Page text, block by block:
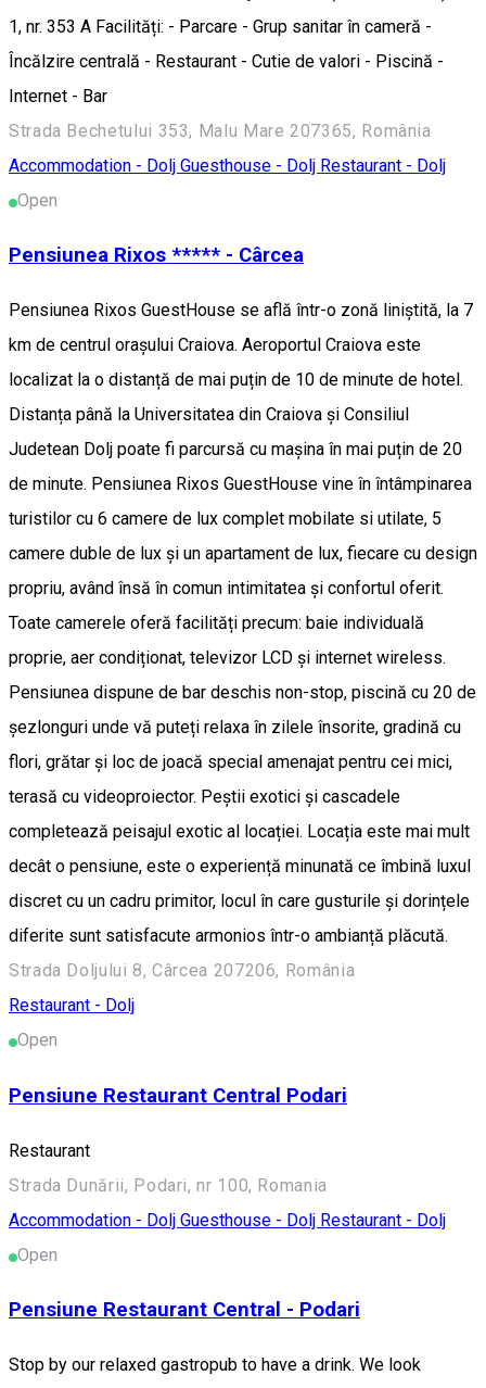
1, nr. 353 A Facilități: - Parcare - Grup sanitar în cameră -
Încălzire centrală - Restaurant - Cutie de valori - Piscină -
Internet - Bar
Strada Bechetului 353, Malu Mare 207365, România
Accommodation - Dolj Guesthouse - Dolj Restaurant - Dolj
Open
Pensiunea Rixos ***** - Cârcea
Pensiunea Rixos GuestHouse se află într-o zonă liniștită, la 7
km de centrul orașului Craiova. Aeroportul Craiova este
localizat la o distanță de mai puțin de 10 de minute de hotel.
Distanța până la Universitatea din Craiova și Consiliul
Judetean Dolj poate fi parcursă cu mașina în mai puțin de 20
de minute. Pensiunea Rixos GuestHouse vine în întâmpinarea
turistilor cu 6 camere de lux complet mobilate si utilate, 5
camere duble de lux și un apartament de lux, fiecare cu design
propriu, având însă în comun intimitatea și confortul oferit.
Toate camerele oferă facilități precum: baie individuală
proprie, aer condiționat, televizor LCD și internet wireless.
Pensiunea dispune de bar deschis non-stop, piscină cu 20 de
șezlonguri unde vă puteți relaxa în zilele însorite, gradină cu
flori, grătar și loc de joacă special amenajat pentru cei mici,
terasă cu videoproiector. Peștii exotici și cascadele
completează peisajul exotic al locației. Locația este mai mult
decât o pensiune, este o experiență minunată ce îmbină luxul
discret cu un cadru primitor, locul în care gusturile și dorințele
diferite sunt satisfacute armonios într-o ambianță plăcută.
Strada Doljului 8, Cârcea 207206, România
Restaurant - Dolj
Open
Pensiune Restaurant Central Podari
Restaurant
Strada Dunării, Podari, nr 100, Romania
Accommodation - Dolj Guesthouse - Dolj Restaurant - Dolj
Open
Pensiune Restaurant Central - Podari
Stop by our relaxed gastropub to have a drink. We look